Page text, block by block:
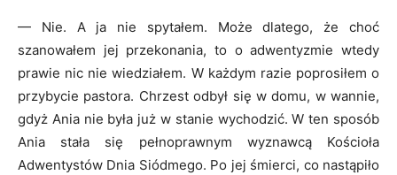
— Nie. A ja nie spytałem. Może dlatego, że choć
szanowałem jej przekonania, to o adwentyzmie wtedy
prawie nic nie wiedziałem. W każdym razie poprosiłem o
przybycie pastora. Chrzest odbył się w domu, w wannie,
gdyż Ania nie była już w stanie wychodzić. W ten sposób
Ania stała się pełnoprawnym wyznawcą Kościoła
Adwentystów Dnia Siódmego. Po jej śmierci, co nastąpiło